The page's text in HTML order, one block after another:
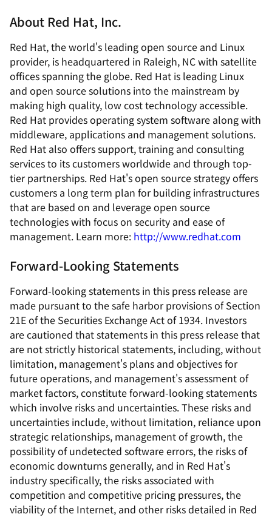
About Red Hat, Inc.
Red Hat, the world's leading open source and Linux
provider, is headquartered in Raleigh, NC with satellite
offices spanning the globe. Red Hat is leading Linux
and open source solutions into the mainstream by
making high quality, low cost technology accessible.
Red Hat provides operating system software along with
middleware, applications and management solutions.
Red Hat also offers support, training and consulting
services to its customers worldwide and through top-
tier partnerships. Red Hat's open source strategy offers
customers a long term plan for building infrastructures
that are based on and leverage open source
technologies with focus on security and ease of
management. Learn more: http://www.redhat.com
Forward-Looking Statements
Forward-looking statements in this press release are
made pursuant to the safe harbor provisions of Section
21E of the Securities Exchange Act of 1934. Investors
are cautioned that statements in this press release that
are not strictly historical statements, including, without
limitation, management's plans and objectives for
future operations, and management's assessment of
market factors, constitute forward-looking statements
which involve risks and uncertainties. These risks and
uncertainties include, without limitation, reliance upon
strategic relationships, management of growth, the
possibility of undetected software errors, the risks of
economic downturns generally, and in Red Hat's
industry specifically, the risks associated with
competition and competitive pricing pressures, the
viability of the Internet, and other risks detailed in Red